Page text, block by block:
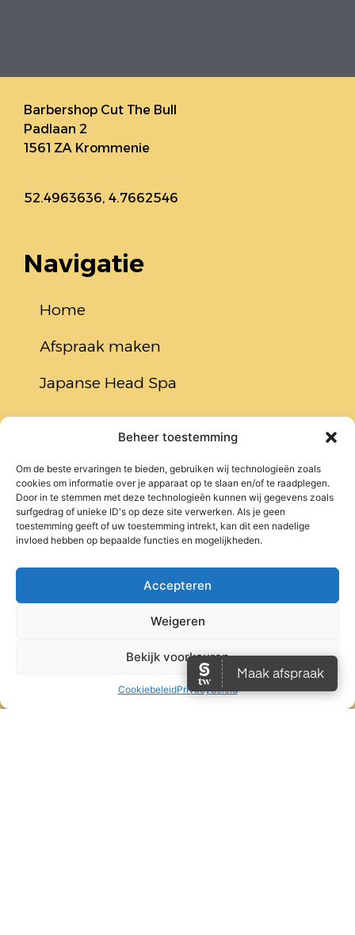
Beheer toestemming
Om de beste ervaringen te bieden, gebruiken wij technologieën zoals
cookies om informatie over je apparaat op te slaan en/of te raadplegen.
Door in te stemmen met deze technologieën kunnen wij gegevens zoals
surfgedrag of unieke ID's op deze site verwerken. Als je geen
toestemming geeft of uw toestemming intrekt, kan dit een nadelige
invloed hebben op bepaalde functies en mogelijkheden.
Accepteren
Weigeren
Bekijk voorkeuren
CookiebeleidPrivacybeleid
Barbershop Cut The Bull
Padlaan 2
1561 ZA Krommenie
52.4963636, 4.7662546
Navigatie
Home
Afspraak maken
Japanse Head Spa
Juridisch
Cookiebeleid (EU)
Privacybeleid
info@barbershopcutthebull.nl